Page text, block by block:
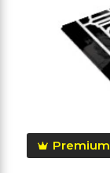
Premium